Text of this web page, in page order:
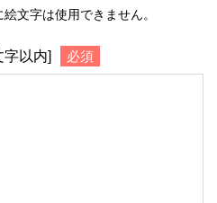
絵文字は使用できません。
字以内] 必須